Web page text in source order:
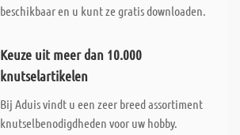
beschikbaar en u kunt ze gratis downloaden.
Keuze uit meer dan 10.000
knutselartikelen
Bij Aduis vindt u een zeer breed assortiment
knutselbenodigdheden voor uw hobby.